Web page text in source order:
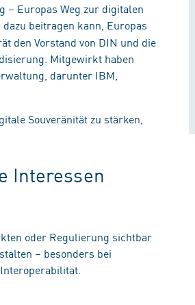
– Europas Weg zur digitalen
dazu beitragen kann, Europas
den Vorstand von DIN und die
Mitgewirkt haben
darunter IBM,
Souveränität zu stärken,
Interessen
oder Regulierung sichtbar
– besonders bei